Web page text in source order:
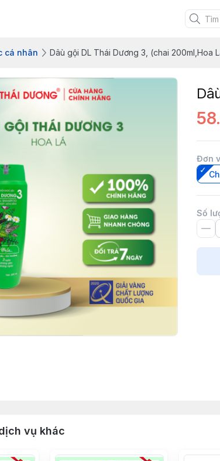
cá nhân Dâù gội DL Thái Dương 3, (chai 200ml,Hoa
Đơn
Số
vụ khác